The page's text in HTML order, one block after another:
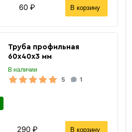
60 ₽ В корзину
Труба профильная
60х40х3 мм
В наличии
5 1
290 ₽ В корзину